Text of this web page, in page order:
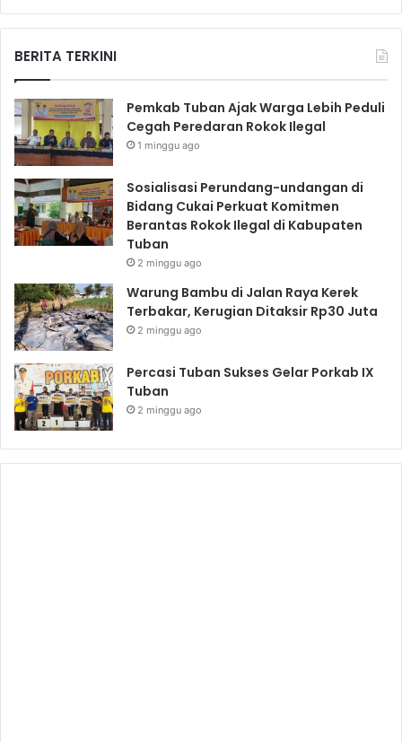
BERITA TERKINI
Pemkab Tuban Ajak Warga Lebih Peduli
Cegah Peredaran Rokok Ilegal
1 minggu ago
Sosialisasi Perundang-undangan di
Bidang Cukai Perkuat Komitmen
Berantas Rokok Ilegal di Kabupaten
Tuban
2 minggu ago
Warung Bambu di Jalan Raya Kerek
Terbakar, Kerugian Ditaksir Rp30 Juta
2 minggu ago
Percasi Tuban Sukses Gelar Porkab IX
Tuban
2 minggu ago